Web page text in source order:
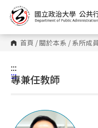
到
主
內
容 首頁 /關於本系 / 系所成員
:::
:::
專兼任教師